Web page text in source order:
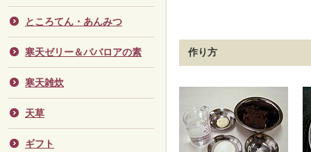
ところてん・あんみつ
寒天ゼリー＆ババロアの素
寒天雑炊
天草
ギフト
作り方